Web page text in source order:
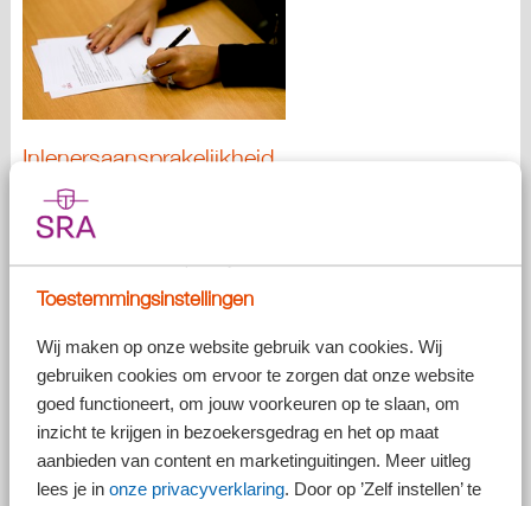
Toestemmingsinstellingen
Wij maken op onze website gebruik van cookies. Wij
gebruiken cookies om ervoor te zorgen dat onze website
goed functioneert, om jouw voorkeuren op te slaan, om
inzicht te krijgen in bezoekersgedrag en het op maat
aanbieden van content en marketinguitingen. Meer uitleg
lees je in onze privacyverklaring. Door op ’Zelf instellen’ te
Inlenersaansprakelijkheid
Een uitlener van arbeidskrachten moet loonbelasting, sociale
verzekeringspremies en btw betalen over het uitlenen van die
arbeidskrachten. Betaalt de uitlener niet, dan kan de Belastingdienst de
inlener of doorlener aansprakelijk stellen.
Nieuw! Aansprakelijk voor 35% van de
Vanaf de inwerkingtreding van de Wtta – dit staat gepland per 2027 –
kan de Belastingdienst de inlener en de doorlener aansprakelijk stellen
voor (gezamenlijk) maximaal 35% van de factuursom, zonder verder
onderzoek te doen naar de daadwerkelijke omvang van de
aansprakelijkheidsschuld. De Belastingdienst mag dan dus een beroep
doen op het vermoeden dat de omvang van de
aansprakelijkheidsschuld 35% van de factuursom bedraagt.